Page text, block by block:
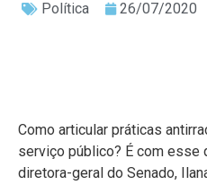
Política 26/07/2020
Como articular práticas
serviço público? É com esse
diretora-geral do Senado,